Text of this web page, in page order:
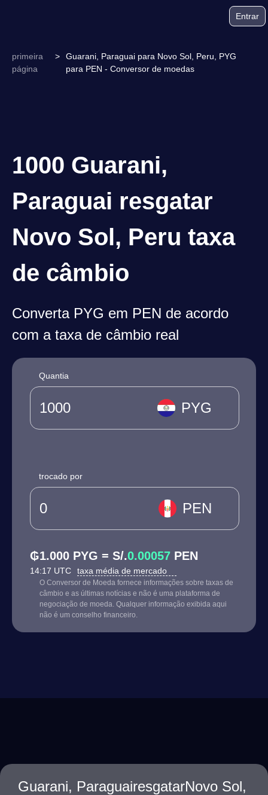
Entrar
primeira
página
>
Guarani, Paraguai para Novo Sol, Peru, PYG
para PEN - Conversor de moedas
1000 Guarani,
Paraguai resgatar
Novo Sol, Peru taxa
de câmbio
Converta PYG em PEN de acordo
com a taxa de câmbio real
Quantia
PYG
trocado por
PEN
₲1.000 PYG = S/.0.00057 PEN
14:17 UTC taxa média de mercado
O Conversor de Moeda fornece informações sobre taxas de
câmbio e as últimas notícias e não é uma plataforma de
negociação de moeda. Qualquer informação exibida aqui
não é um conselho financeiro.
Guarani, ParaguairesgatarNovo Sol,